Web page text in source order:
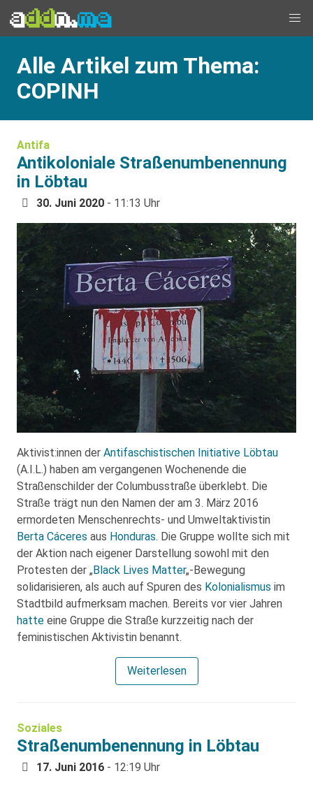
Alle Artikel zum Thema:
COPINH
Antifa
Antikoloniale Straßenumbenennung
in Löbtau
30. Juni 2020 - 11:13 Uhr
Aktivist:innen der Antifaschistischen Initiative Löbtau
(A.I.L.) haben am vergangenen Wochenende die
Straßenschilder der Columbusstraße überklebt. Die
Straße trägt nun den Namen der am 3. März 2016
ermordeten Menschenrechts- und Umweltaktivistin
Berta Cáceres aus Honduras. Die Gruppe wollte sich mit
der Aktion nach eigener Darstellung sowohl mit den
Protesten der „Black Lives Matter„-Bewegung
solidarisieren, als auch auf Spuren des Kolonialismus im
Stadtbild aufmerksam machen. Bereits vor vier Jahren
hatte eine Gruppe die Straße kurzzeitig nach der
feministischen Aktivistin benannt.
Weiterlesen
Soziales
Straßenumbenennung in Löbtau
17. Juni 2016 - 12:19 Uhr